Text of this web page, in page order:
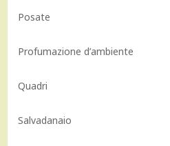
Posate
Profumazione d’ambiente
Quadri
Salvadanaio